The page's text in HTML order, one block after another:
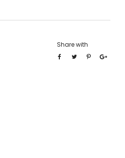
Share with